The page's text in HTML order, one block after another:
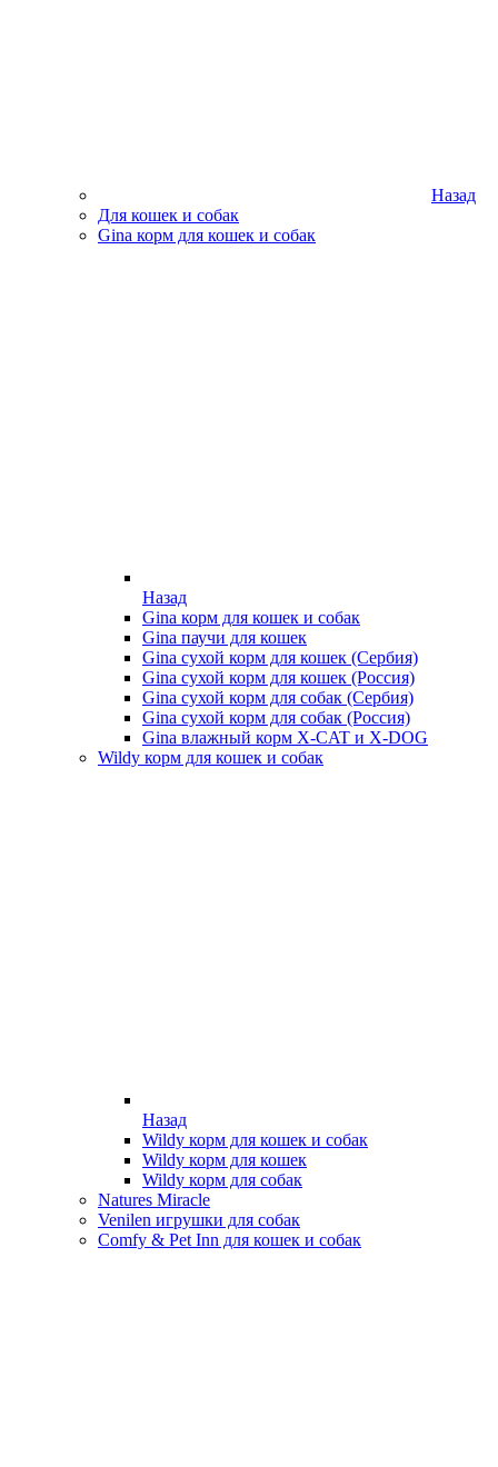
Назад
Для кошек и собак
Gina корм для кошек и собак
Назад
Gina корм для кошек и собак
Gina паучи для кошек
Gina сухой корм для кошек (Сербия)
Gina сухой корм для кошек (Россия)
Gina сухой корм для собак (Сербия)
Gina сухой корм для собак (Россия)
Gina влажный корм X-CAT и X-DOG
Wildy корм для кошек и собак
Назад
Wildy корм для кошек и собак
Wildy корм для кошек
Wildy корм для собак
Natures Miracle
Venilen игрушки для собак
Comfy & Pet Inn для кошек и собак